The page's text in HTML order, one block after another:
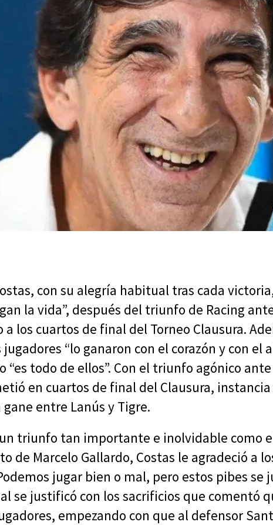
con su alegría habitual tras cada
la vida”, después del triunfo de Racing
a los cuartos de final del Torneo Clausura.
“lo ganaron con el corazón y con el
todo de ellos”. Con el triunfo agónico
en cuartos de final del Clausura, instancia
entre Lanús y Tigre.
triunfo tan importante e inolvidable como
de Marcelo Gallardo, Costas le agradeció a
jugar bien o mal, pero estos pibes se
se justificó con los sacrificios que comentó
empezando con que al defensor